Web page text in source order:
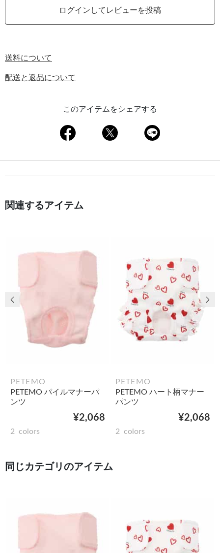
ログインしてレビューを投稿
送料について
配送と返品について
このアイテムをシェアする
関連するアイテム
PETEMO
PETEMO パイルマナーパ
ンツ
¥2,068
2 colors
PETEMO
PETEMO ハート柄マナー
パンツ
¥2,068
2 colors
前の画像 次
同じカテゴリのアイテム